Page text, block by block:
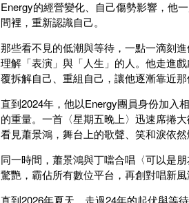
Energy的經營變化、自己傷勢影響，他
間裡，重新認識自己。
那些看不見的低潮與等待，一點一滴刻
理解「表演」與「人生」的人。他走進
覆拆解自己、重組自己，讓他逐漸靠近
直到2024年，他以Energy團員身份加入
的重量。一首〈星期五晚上〉迅速席捲
看見蕭景鴻，舞台上的歌聲、笑和淚依
同一時間，蕭景鴻與丁噹合唱〈可以是
驚艷，霸佔所有數位平台，再創對唱新
直到2026年夏天，走過24年的起伏與等